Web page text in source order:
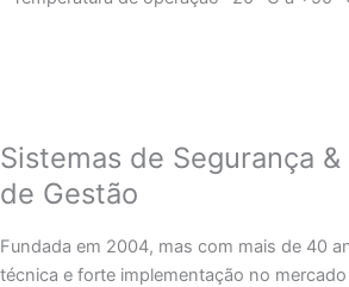
Sistemas de Segurança
de Gestão
Fundada em 2004, mas com mais de 40
técnica e forte implementação no mercado